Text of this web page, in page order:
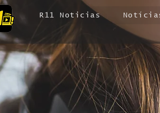
R11 Noticias